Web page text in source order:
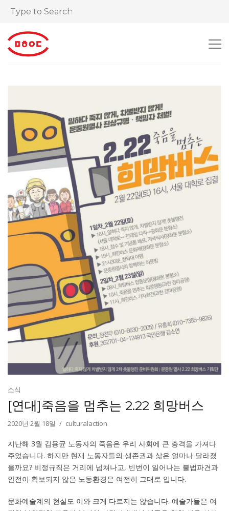
소식
[연대]죽음을 멈추는 2.22 희망버스
2020년 2월 18일 culturalaction
지난해 3월 김용균 노동자의 죽음은 우리 사회에 큰 충격을 가져다
주었습니다. 하지만 현재 노동자들의 생존권과 삶은 얼마나 달라졌
을까요? 비정규직은 거리에 넘쳐나고, 빈번이 일어나는 불법파견과
안전이 확보되지 않은 노동환경은 여전히 그대로 입니다.
문화예술계의 현실도 이와 크게 다르지는 않습니다. 예술가들은 여